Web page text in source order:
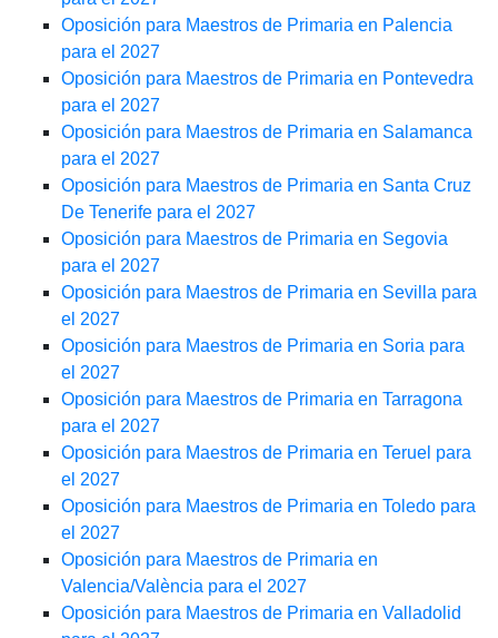
Oposición para Maestros de Primaria en Palencia
para el 2027
Oposición para Maestros de Primaria en Pontevedra
para el 2027
Oposición para Maestros de Primaria en Salamanca
para el 2027
Oposición para Maestros de Primaria en Santa Cruz
De Tenerife para el 2027
Oposición para Maestros de Primaria en Segovia
para el 2027
Oposición para Maestros de Primaria en Sevilla para
el 2027
Oposición para Maestros de Primaria en Soria para
el 2027
Oposición para Maestros de Primaria en Tarragona
para el 2027
Oposición para Maestros de Primaria en Teruel para
el 2027
Oposición para Maestros de Primaria en Toledo para
el 2027
Oposición para Maestros de Primaria en
Valencia/València para el 2027
Oposición para Maestros de Primaria en Valladolid